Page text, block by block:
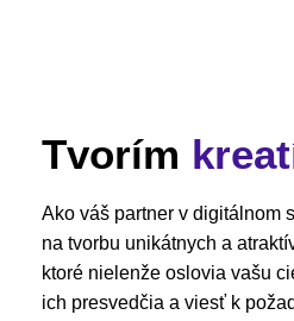
Tvorím
Ako váš partner v digitálnom
na tvorbu unikátnych a
ktoré nielenže oslovia vašu
ich presvedčia a viesť k